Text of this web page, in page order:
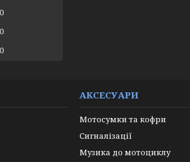
АКСЕСУАРИ
Мотосумки та кофри
Сигналізації
Музика до мотоциклу